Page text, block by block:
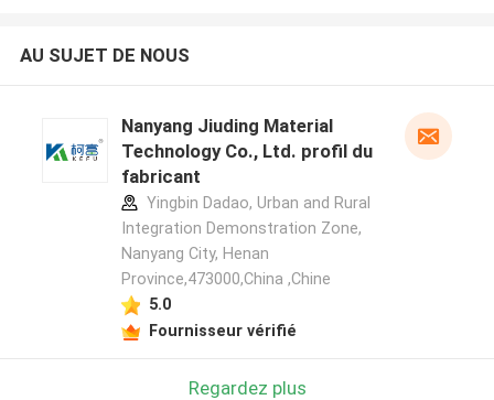
AU SUJET DE NOUS
Nanyang Jiuding Material
Technology Co., Ltd. profil du
fabricant
Yingbin Dadao, Urban and Rural
Integration Demonstration Zone,
Nanyang City, Henan
Province,473000,China ,Chine
5.0
Fournisseur vérifié
Regardez plus